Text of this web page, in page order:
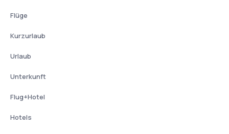
Flüge
Kurzurlaub
Urlaub
Unterkunft
Flug+Hotel
Hotels